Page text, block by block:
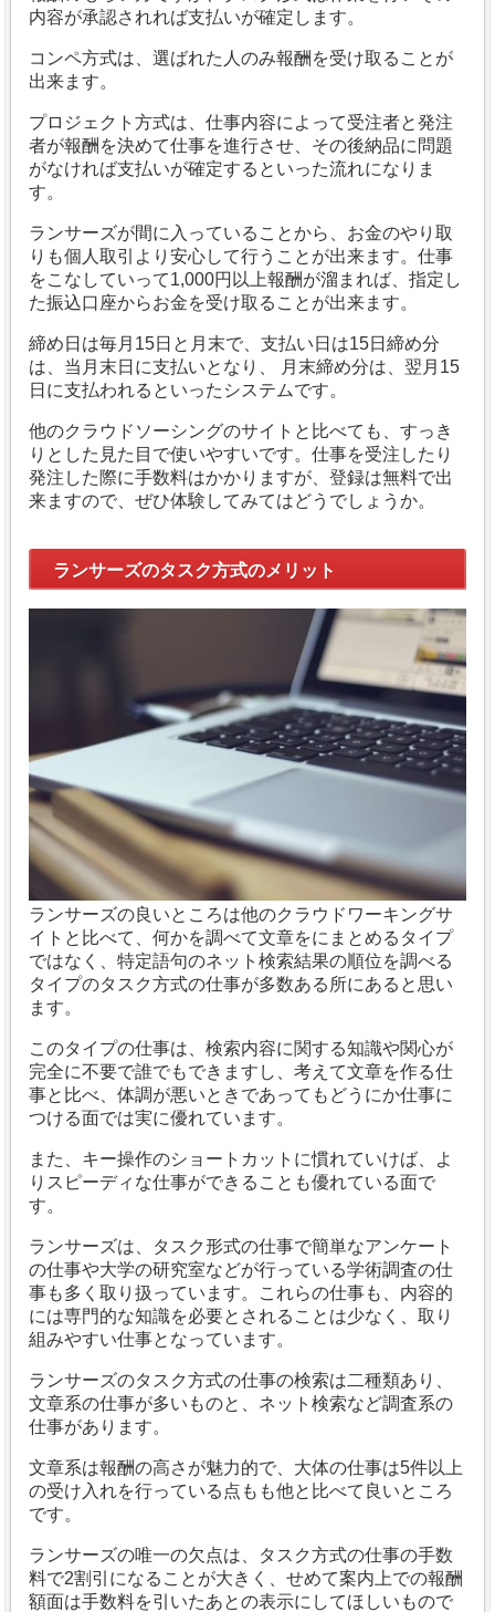
内容が承認されれば支払いが確定します。
コンペ方式は、選ばれた人のみ報酬を受け取ることが
出来ます。
プロジェクト方式は、仕事内容によって受注者と発注
者が報酬を決めて仕事を進行させ、その後納品に問題
がなければ支払いが確定するといった流れになりま
す。
ランサーズが間に入っていることから、お金のやり取
りも個人取引より安心して行うことが出来ます。仕事
をこなしていって1,000円以上報酬が溜まれば、指定し
た振込口座からお金を受け取ることが出来ます。
締め日は毎月15日と月末で、支払い日は15日締め分
は、当月末日に支払いとなり、 月末締め分は、翌月15
日に支払われるといったシステムです。
他のクラウドソーシングのサイトと比べても、すっき
りとした見た目で使いやすいです。仕事を受注したり
発注した際に手数料はかかりますが、登録は無料で出
来ますので、ぜひ体験してみてはどうでしょうか。
ランサーズのタスク方式のメリット
ランサーズの良いところは他のクラウドワーキングサ
イトと比べて、何かを調べて文章をにまとめるタイプ
ではなく、特定語句のネット検索結果の順位を調べる
タイプのタスク方式の仕事が多数ある所にあると思い
ます。
このタイプの仕事は、検索内容に関する知識や関心が
完全に不要で誰でもできますし、考えて文章を作る仕
事と比べ、体調が悪いときであってもどうにか仕事に
つける面では実に優れています。
また、キー操作のショートカットに慣れていけば、よ
りスピーディな仕事ができることも優れている面で
す。
ランサーズは、タスク形式の仕事で簡単なアンケート
の仕事や大学の研究室などが行っている学術調査の仕
事も多く取り扱っています。これらの仕事も、内容的
には専門的な知識を必要とされることは少なく、取り
組みやすい仕事となっています。
ランサーズのタスク方式の仕事の検索は二種類あり、
文章系の仕事が多いものと、ネット検索など調査系の
仕事があります。
文章系は報酬の高さが魅力的で、大体の仕事は5件以上
の受け入れを行っている点もも他と比べて良いところ
です。
ランサーズの唯一の欠点は、タスク方式の仕事の手数
料で2割引になることが大きく、せめて案内上での報酬
額面は手数料を引いたあとの表示にしてほしいもので